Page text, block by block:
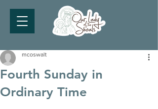
Fourth Sunday in
Ordinary Time
mcoswalt